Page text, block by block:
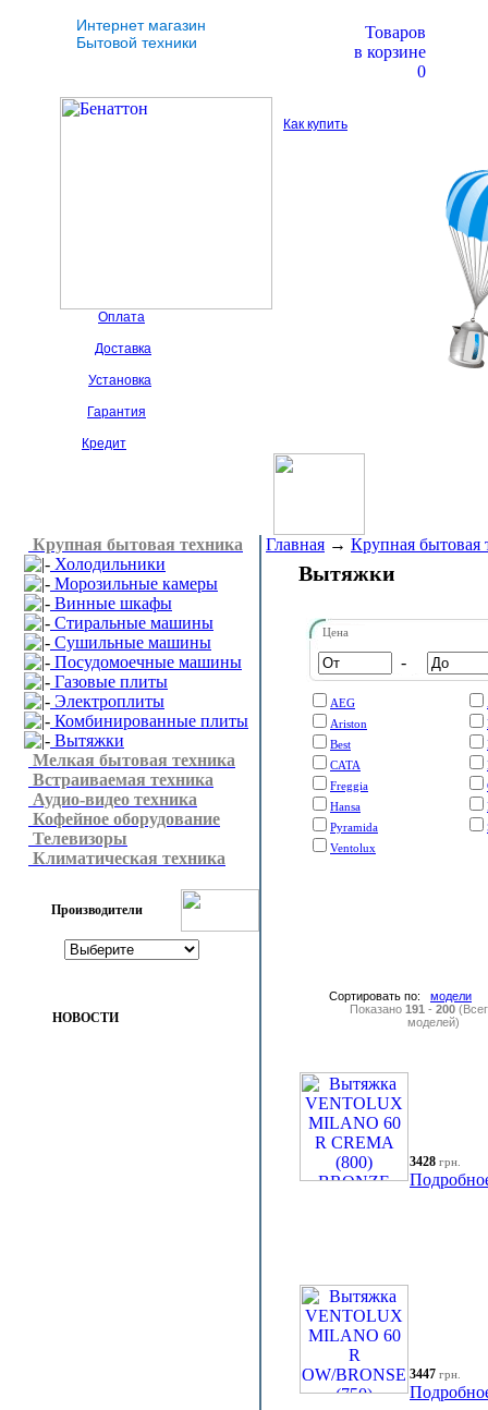
Интернет магазин
Бытовой техники
Товаров
в корзине
0
Как купить
Оплата
Доставка
Установка
Гарантия
Кредит
Крупная бытовая техника
Холодильники
Морозильные камеры
Винные шкафы
Стиральные машины
Сушильные машины
Посудомоечные машины
Газовые плиты
Электроплиты
Комбинированные плиты
Вытяжки
Мелкая бытовая техника
Встраиваемая техника
Аудио-видео техника
Кофейное оборудование
Телевизоры
Климатическая техника
Производители
НОВОСТИ
Главная → Крупная бытовая
Вытяжки
Цена
-
AEG
Ariston
Best
CATA
Freggia
Hansa
Pyramida
Ventolux
Сортировать по: модели
Показано 191 - 200
моделей)
3428 грн.
3447 грн.